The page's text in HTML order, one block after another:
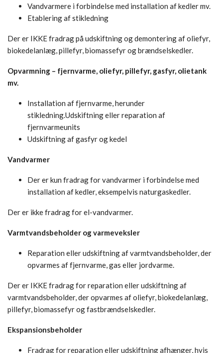
Vandvarmere i forbindelse med installation af kedler mv.
Etablering af stikledning
Der er IKKE fradrag på udskiftning og demontering af oliefyr,
biokedelanlæg, pillefyr, biomassefyr og brændselskedler.
Opvarmning – fjernvarme, oliefyr, pillefyr, gasfyr, olietank
mv.
Installation af fjernvarme, herunder
stikledning.Udskiftning eller reparation af
fjernvarmeunits
Udskiftning af gasfyr og kedel
Vandvarmer
Der er kun fradrag for vandvarmer i forbindelse med
installation af kedler, eksempelvis naturgaskedler.
Der er ikke fradrag for el-vandvarmer.
Varmtvandsbeholder og varmeveksler
Reparation eller udskiftning af varmtvandsbeholder, der
opvarmes af fjernvarme, gas eller jordvarme.
Der er IKKE fradrag for reparation eller udskiftning af
varmtvandsbeholder, der opvarmes af oliefyr, biokedelanlæg,
pillefyr, biomassefyr og fastbrændselskedler.
Ekspansionsbeholder
Fradrag for reparation eller udskiftning afhænger, hvis